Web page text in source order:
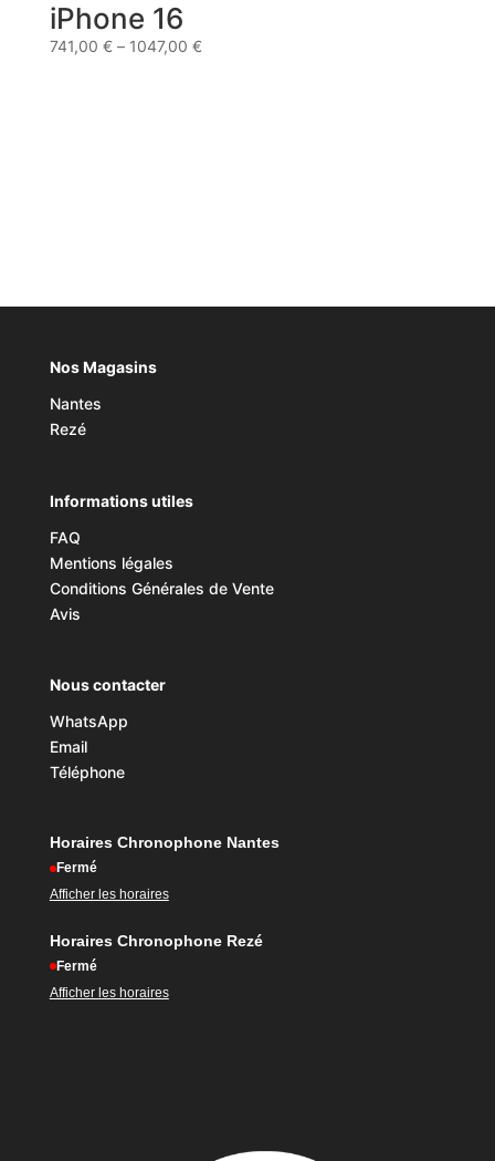
iPhone 16
741,00 €– 1047,00 €
Nos Magasins
Nantes
Rezé
Informations utiles
FAQ
Mentions légales
Conditions Générales de Vente
Avis
Nous contacter
WhatsApp
Email
Téléphone
Horaires Chronophone Nantes
Fermé
Afficher les horaires
Horaires Chronophone Rezé
Fermé
Afficher les horaires